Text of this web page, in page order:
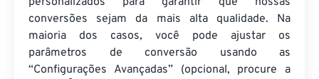
conversões sejam da mais alta qualidade. Na
maioria dos casos, você pode ajustar os
parâmetros de conversão usando as
“Configurações Avançadas” (opcional, procure a